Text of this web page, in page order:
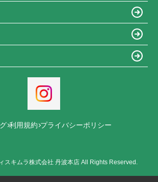
利用規約 プライバシーポリシー
スキムラ株式会社 丹波本店 All Rights Reserved.